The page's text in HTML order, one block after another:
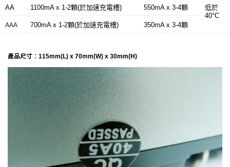
AA 1100mA x 1-2顆(於加速充電槽) 550mA x 3-4顆
低於
40°C
AAA 700mA x 1-2顆(於加速充電槽) 350mA x 3-4顆
產品尺寸︰115mm(L) x 70mm(W) x 30mm(H)